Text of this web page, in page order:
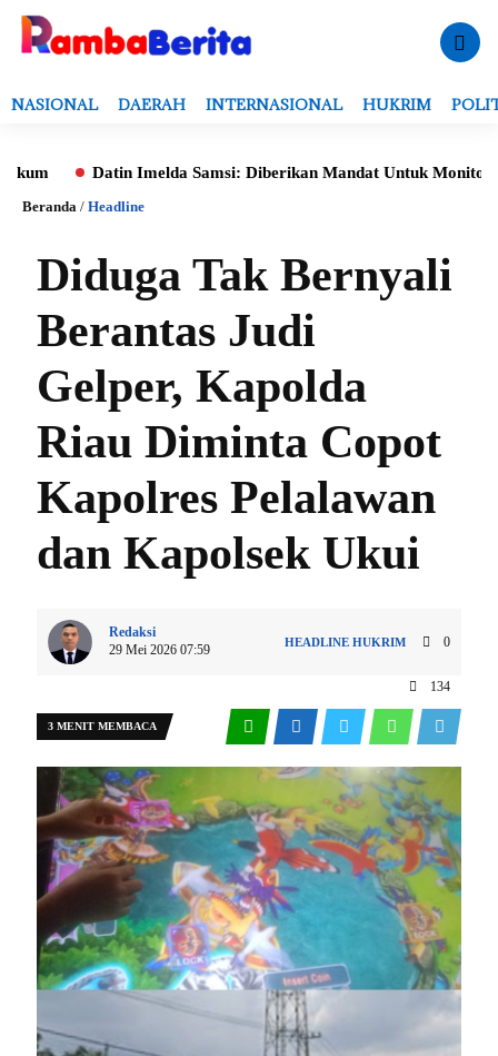
NASIONAL DAERAH INTERNASIONAL HUKRIM
Datin Imelda Samsi: Diberikan Mandat Untuk Monitoring
Beranda / Headline
Diduga Tak Bernyali
Berantas Judi
Gelper, Kapolda
Riau Diminta Copot
Kapolres Pelalawan
dan Kapolsek Ukui
Redaksi
29 Mei 2026 07:59
HEADLINE HUKRIM 0
134
3 MENIT MEMBACA